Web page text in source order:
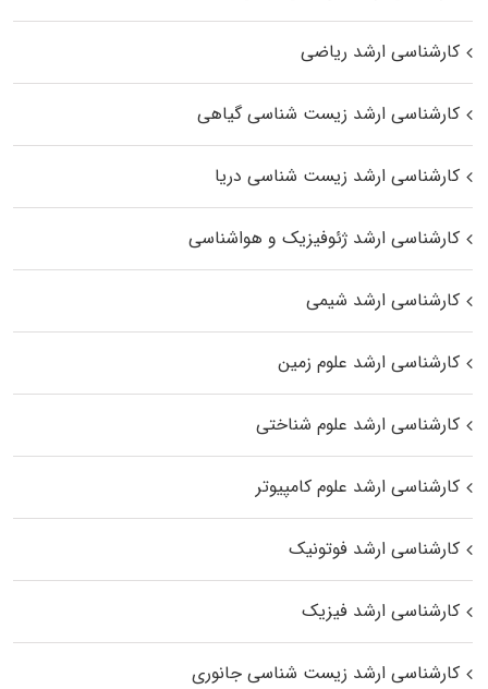
کارشناسی ارشد ریاضی
کارشناسی ارشد زیست‌ شناسی گیاهی
کارشناسی ارشد زیست‌ شناسی دریا
کارشناسی ارشد ژئوفیزیک و هواشناسی
کارشناسی ارشد شیمی
کارشناسی ارشد علوم زمین
کارشناسی ارشد علوم شناختی
کارشناسی ارشد علوم کامپیوتر
کارشناسی ارشد فوتونیک
کارشناسی ارشد فیزیک
کارشناسی ارشد زیست‌ شناسی جانوری